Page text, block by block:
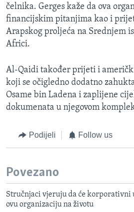
čelnika. Gerges kaže da ova
financijskim pitanjima kao i
Arapskog proljeća na Srednjem
Africi.
Al-Qaidi također prijeti i
koji se očigledno dodatno
Osame bin Ladena i zaplijene
dokumenata u njegovom
Podijeli Follow us
Povezano
Stručnjaci vjeruju da će korporativni
ovu organizaciju na životu